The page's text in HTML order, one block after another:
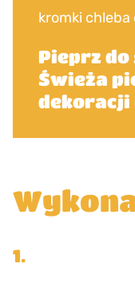
1.
kromki chleba
Pieprz do
Świeża
dekoracji